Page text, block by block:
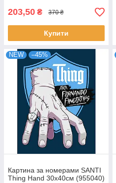
203,50 ₴ 370 ₴
Купити
NEW –45%
Картина за номерами SANTI
Thing Hand 30х40см (955040)